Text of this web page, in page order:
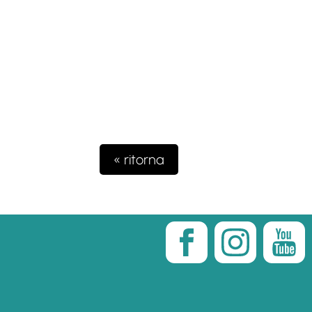
« ritorna